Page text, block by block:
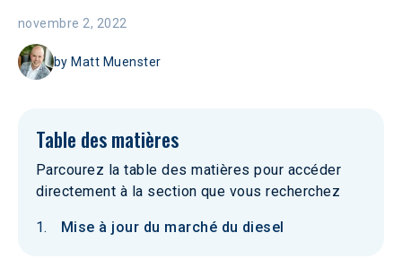
novembre 2, 2022
by Matt Muenster
Table des matières
Parcourez la table des matières pour accéder
directement à la section que vous recherchez
Mise à jour du marché du diesel